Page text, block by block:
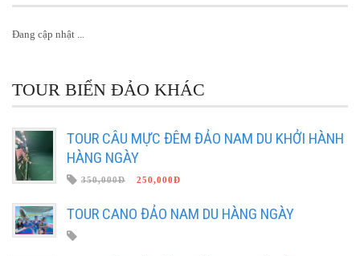
Đang cập nhật ...
TOUR BIỂN ĐẢO KHÁC
TOUR CÂU MỰC ĐÊM ĐẢO NAM DU KHỞI HÀNH
HÀNG NGÀY
350,000Đ 250,000Đ
TOUR CANO ĐẢO NAM DU HÀNG NGÀY